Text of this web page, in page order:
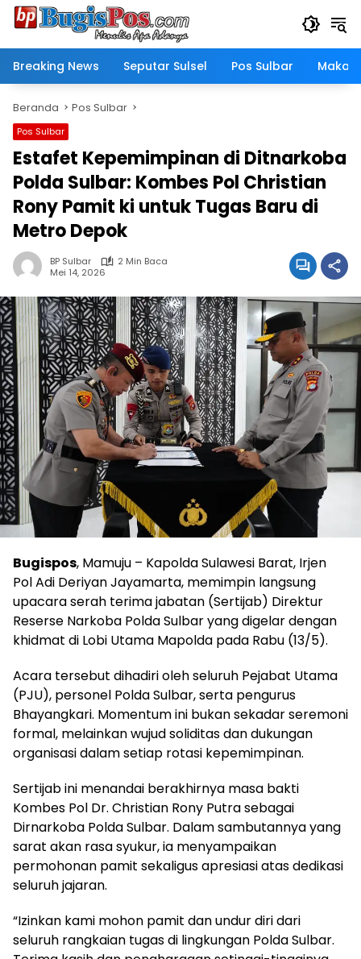
Langsung
Breaking News
Seputar Sulsel Pos Sulbar
Beranda Pos Sulbar
Pos Sulbar
Estafet Kepemimpinan di Ditnarkoba
Polda Sulbar: Kombes Pol Christian
Rony Pamit ki untuk Tugas Baru di
Metro Depok
BP Sulbar
2 Min Baca
Mei 14, 2026
Bugispos, Mamuju – Kapolda Sulawesi Barat, Irjen
Pol Adi Deriyan Jayamarta, memimpin langsung
upacara serah terima jabatan (Sertijab) Direktur
Reserse Narkoba Polda Sulbar yang digelar dengan
khidmat di Lobi Utama Mapolda pada Rabu (13/5).
Acara tersebut dihadiri oleh seluruh Pejabat Utama
(PJU), personel Polda Sulbar, serta pengurus
Bhayangkari. Momentum ini bukan sekadar seremoni
formal, melainkan wujud soliditas dan dukungan
organisasi dalam setiap rotasi kepemimpinan.
Sertijab ini menandai berakhirnya masa bakti
Kombes Pol Dr. Christian Rony Putra sebagai
Dirnarkoba Polda Sulbar. Dalam sambutannya yang
sarat akan rasa syukur, ia menyampaikan
permohonan pamit sekaligus apresiasi atas dedikasi
seluruh jajaran.
“Izinkan kami mohon pamit dan undur diri dari
seluruh rangkaian tugas di lingkungan Polda Sulbar.